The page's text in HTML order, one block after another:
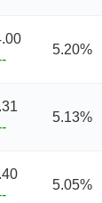
5.20%
5.13%
5.05%